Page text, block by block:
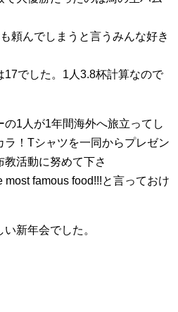
頼んでしまうと言うみんな好き
17でした。1人3.8杯計算なので
1人が1年間海外へ旅立ってし
ラ！Tシャツを一同からプレゼン
教活動に努めて下さ
most famous food!!!と言っておけ
新年会でした。